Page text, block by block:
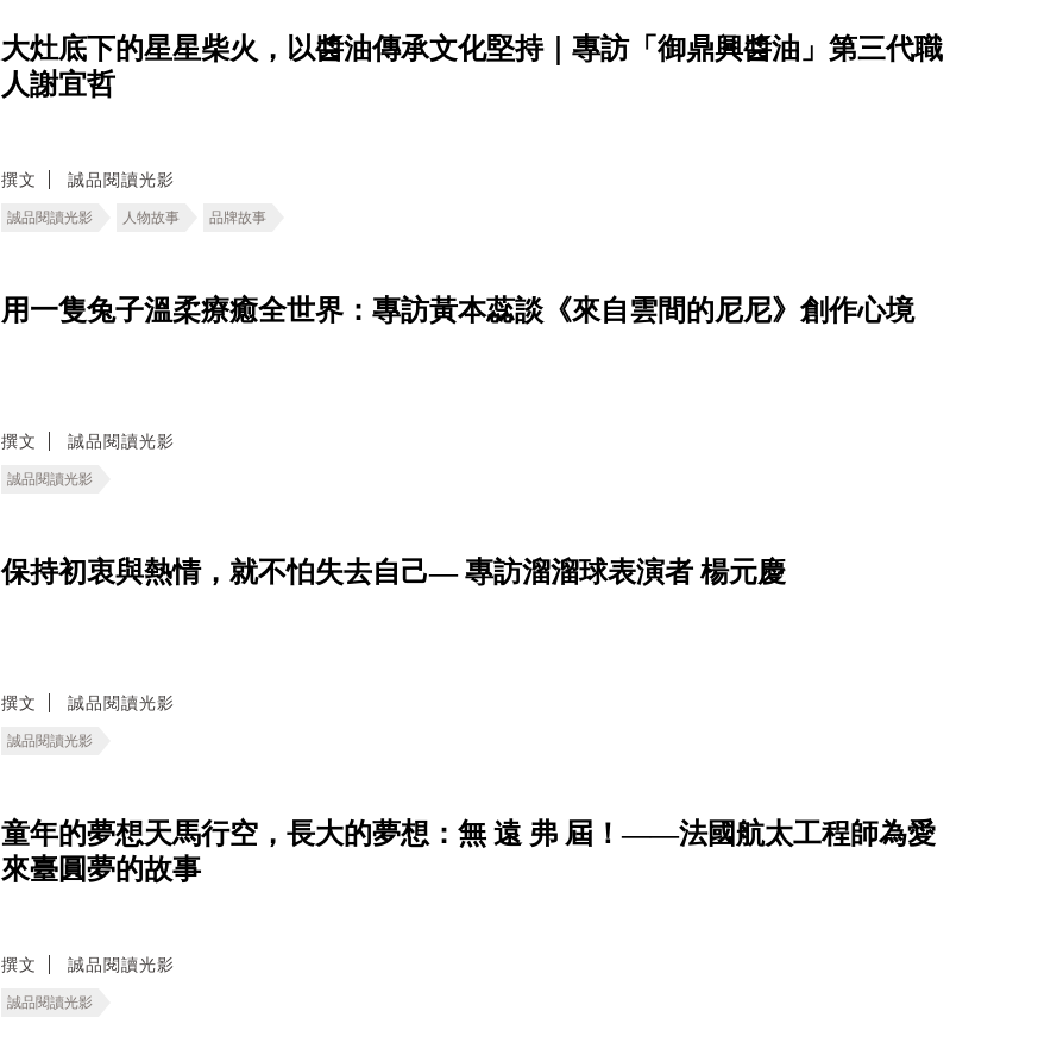
大灶底下的星星柴火，以醬油傳承文化堅持｜專訪「御鼎興醬油」第三代職
人謝宜哲
撰文 誠品閱讀光影
誠品閱讀光影 人物故事 品牌故事
用一隻兔子溫柔療癒全世界：專訪黃本蕊談《來自雲間的尼尼》創作心境
撰文 誠品閱讀光影
誠品閱讀光影
保持初衷與熱情，就不怕失去自己— 專訪溜溜球表演者 楊元慶
撰文 誠品閱讀光影
誠品閱讀光影
童年的夢想天馬行空，長大的夢想：無 遠 弗 屆！——法國航太工程師為愛
來臺圓夢的故事
撰文 誠品閱讀光影
誠品閱讀光影